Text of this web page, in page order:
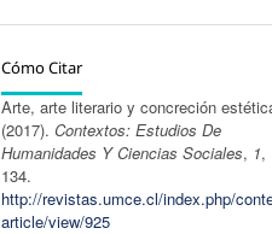
Cómo Citar
Arte, arte literario y concreción
(2017).Contextos: Estudios De
Humanidades Y Ciencias Sociales, 1,
134.
http://revistas.umce.cl/index.php/
article/view/925